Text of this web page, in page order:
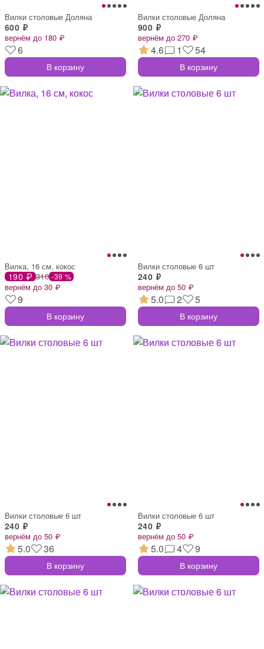
Вилки столовые Доляна
600 ₽
вернём до 180 ₽
6
В корзину
Вилки столовые Доляна
900 ₽
вернём до 270 ₽
4.6 1 54
В корзину
Вилка, 16 см, кокос
190 ₽ 310 -39 %
вернём до 30 ₽
9
В корзину
Вилки столовые 6 шт
240 ₽
вернём до 50 ₽
5.0 2 5
В корзину
Вилки столовые 6 шт
240 ₽
вернём до 50 ₽
5.0 36
В корзину
Вилки столовые 6 шт
240 ₽
вернём до 50 ₽
5.0 4 9
В корзину